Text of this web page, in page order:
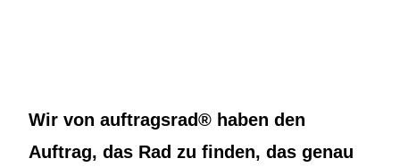
Wir von auftragsrad® haben den
Auftrag, das Rad zu finden, das genau